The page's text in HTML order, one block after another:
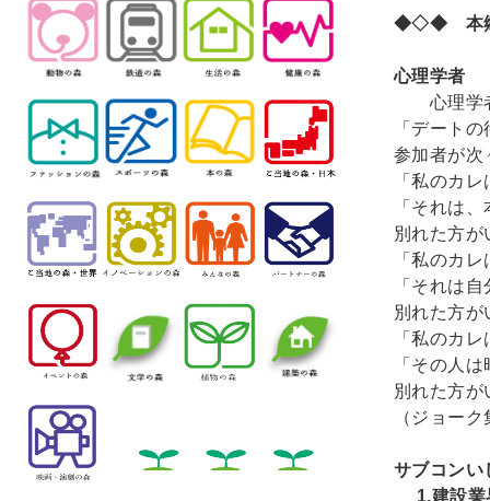
◆◇◆ 本郷
心理学者
心理学
「デート
参加者が次
「私のカ
「それは
別れた方
「私のカ
「それは
別れた方
「私のカ
「その人
別れた方
（ジョー
サブコンい
1.建設業